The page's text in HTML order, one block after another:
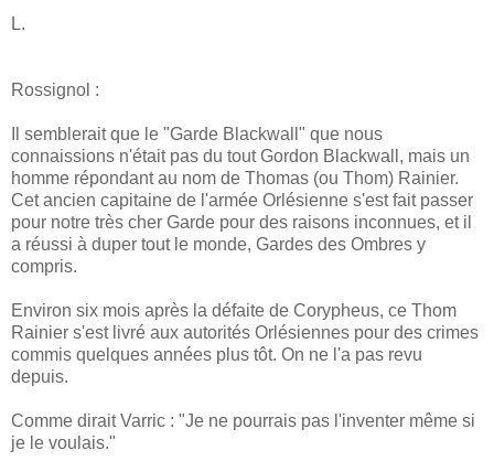
L.
Rossignol :
Il semblerait que le "Garde Blackwall" que nous
connaissions n'était pas du tout Gordon Blackwall, mais un
homme répondant au nom de Thomas (ou Thom) Rainier.
Cet ancien capitaine de l'armée Orlésienne s'est fait passer
pour notre très cher Garde pour des raisons inconnues, et il
a réussi à duper tout le monde, Gardes des Ombres y
compris.
Environ six mois après la défaite de Corypheus, ce Thom
Rainier s'est livré aux autorités Orlésiennes pour des crimes
commis quelques années plus tôt. On ne l'a pas revu
depuis.
Comme dirait Varric : "Je ne pourrais pas l'inventer même si
je le voulais."